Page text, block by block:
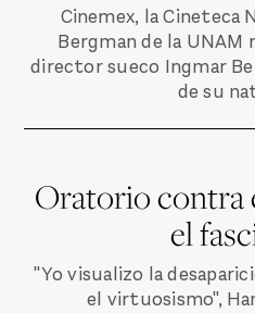
Cinemex, la Cineteca
Bergman de la UNAM
director sueco Ingmar
de su
Oratorio contra
el
"Yo visualizo la
el virtuosismo",